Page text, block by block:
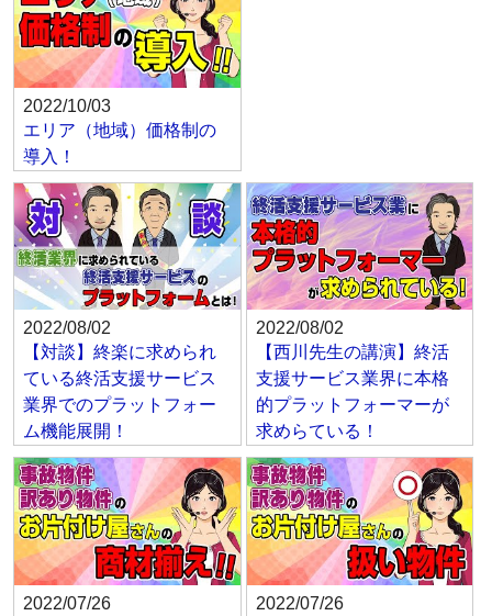
2022/10/03
エリア（地域）価格制の
導入！
2022/08/02
【対談】終楽に求められ
ている終活支援サービス
業界でのプラットフォー
ム機能展開！
2022/08/02
【西川先生の講演】終活
支援サービス業界に本格
的プラットフォーマーが
求めらている！
2022/07/26
2022/07/26